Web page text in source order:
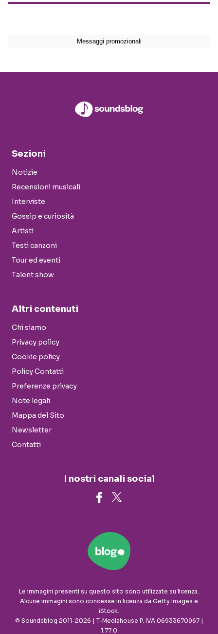
Sezioni
Notizie
Recensioni musicali
Interviste
Gossip e curiosità
Artisti
Testi canzoni
Tour ed eventi
Talent show
Altri contenuti
Chi siamo
Privacy policy
Cookie policy
Policy Contatti
Preferenze privacy
Note legali
Mappa del Sito
Newsletter
Contatti
I nostri canali social
Le immagini presenti su questo sito sono utilizzate su licenza.
Alcune immagini sono concesse in licenza da Getty Images e
iStock.
© Soundsblog 2011-2026 | T-Mediahouse P. IVA 06933670967 |
1.77.0